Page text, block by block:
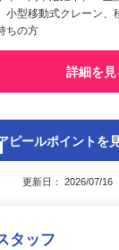
小型移動式クレーン、
ちの方
詳細を見
ピールポイントを
更新日： 2026/07/
タッフ